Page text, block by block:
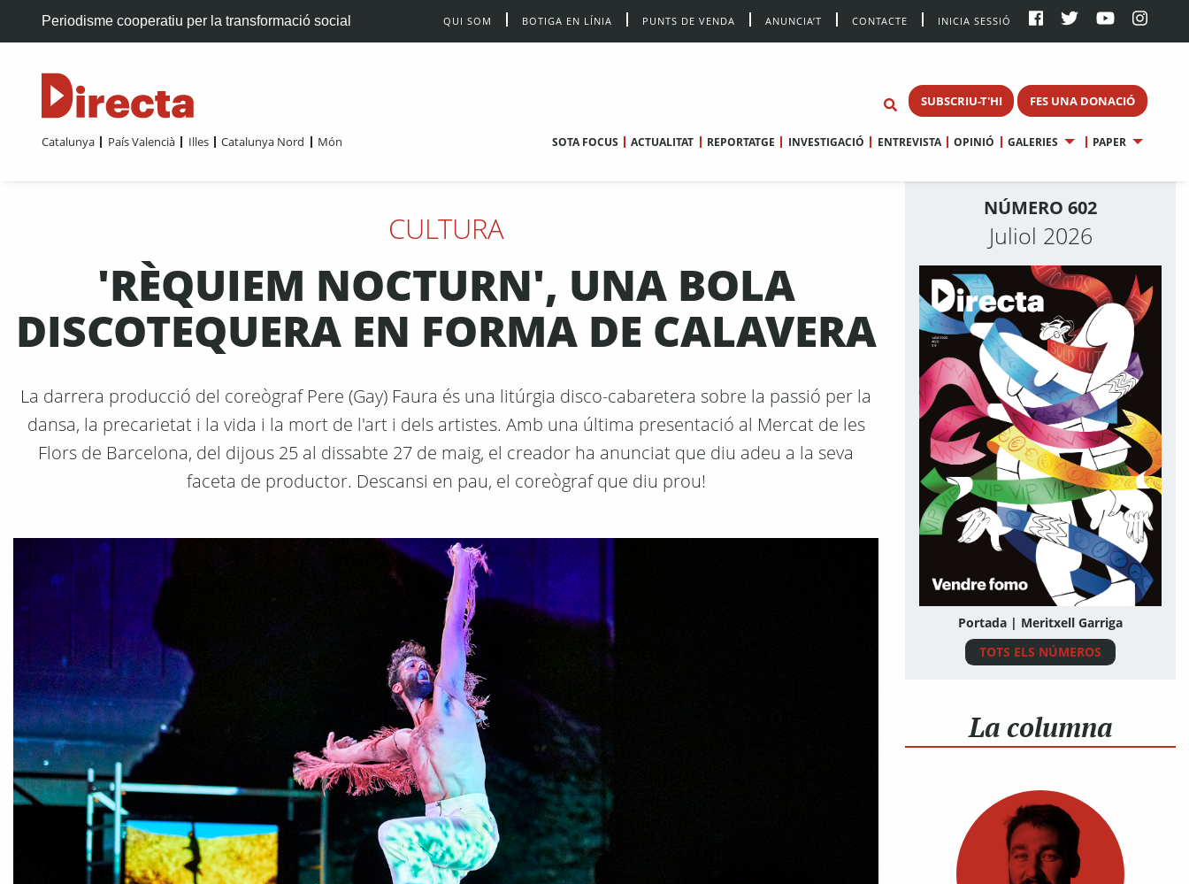
Periodisme cooperatiu per la transformació social QUI SOM BOTIGA EN LÍNIA PUNTS DE VENDA ANUNCIA’T CONTACTE INICIA SESSIÓ
SUBSCRIU-T'HI FES UNA DONACIÓ
Catalunya País Valencià Illes Catalunya Nord Món SOTA FOCUS ACTUALITAT REPORTATGE INVESTIGACIÓ ENTREVISTA OPINIÓ GALERIES PAPER
CULTURA
'RÈQUIEM NOCTURN', UNA BOLA
DISCOTEQUERA EN FORMA DE CALAVERA
La darrera producció del coreògraf Pere (Gay) Faura és una litúrgia disco-cabaretera sobre la passió per la
dansa, la precarietat i la vida i la mort de l'art i dels artistes. Amb una última presentació al Mercat de les
Flors de Barcelona, del dijous 25 al dissabte 27 de maig, el creador ha anunciat que diu adeu a la seva
faceta de productor. Descansi en pau, el coreògraf que diu prou!
NÚMERO 602
Juliol 2026
Portada | Meritxell Garriga
TOTS ELS NÚMEROS
La columna